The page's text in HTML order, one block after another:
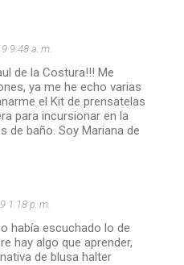
9:48 a. m.
de la Costura!!! Me
ya me he echo varias
el Kit de prensatelas
para incursionar en la
de baño. Soy Mariana de
1:18 p. m.
había escuchado lo de
hay algo que aprender,
de blusa halter